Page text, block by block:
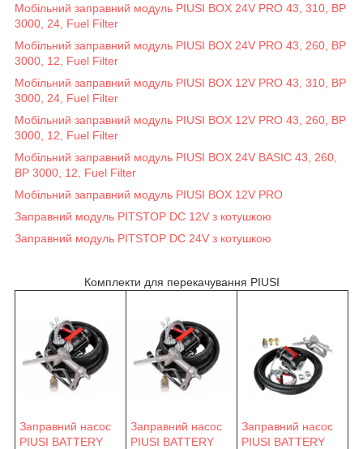
Мобільний заправний модуль PIUSI BOX 24V PRO 43, 310, BP
3000, 24, Fuel Filter
Мобільний заправний модуль PIUSI BOX 24V PRO 43, 260, BP
3000, 12, Fuel Filter
Мобільний заправний модуль PIUSI BOX 12V PRO 43, 310, BP
3000, 24, Fuel Filter
Мобільний заправний модуль PIUSI BOX 12V PRO 43, 260, BP
3000, 12, Fuel Filter
Мобільний заправний модуль PIUSI BOX 24V BASIC 43, 260,
BP 3000, 12, Fuel Filter
Мобільний заправний модуль PIUSI BOX 12V PRO
Заправний модуль PITSTOP DC 12V з котушкою
Заправний модуль PITSTOP DC 24V з котушкою
Комплекти для перекачування PIUSI
Заправний насос
PIUSI BATTERY
Заправний насос
PIUSI BATTERY
Заправний насос
PIUSI BATTERY